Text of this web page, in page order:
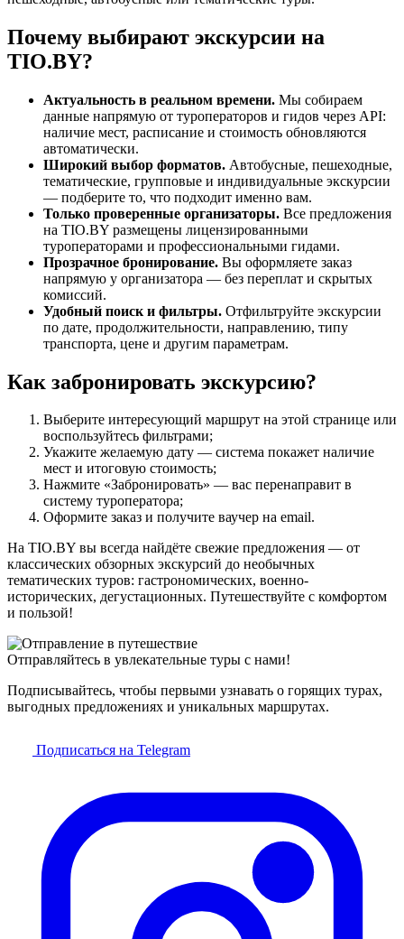
Почему выбирают экскурсии на
TIO.BY?
Актуальность в реальном времени. Мы собираем
данные напрямую от туроператоров и гидов через API:
наличие мест, расписание и стоимость обновляются
автоматически.
Широкий выбор форматов. Автобусные, пешеходные,
тематические, групповые и индивидуальные экскурсии
— подберите то, что подходит именно вам.
Только проверенные организаторы. Все предложения
на TIO.BY размещены лицензированными
туроператорами и профессиональными гидами.
Прозрачное бронирование. Вы оформляете заказ
напрямую у организатора — без переплат и скрытых
комиссий.
Удобный поиск и фильтры. Отфильтруйте экскурсии
по дате, продолжительности, направлению, типу
транспорта, цене и другим параметрам.
Как забронировать экскурсию?
Выберите интересующий маршрут на этой странице или
воспользуйтесь фильтрами;
Укажите желаемую дату — система покажет наличие
мест и итоговую стоимость;
Нажмите «Забронировать» — вас перенаправит в
систему туроператора;
Оформите заказ и получите ваучер на email.
На TIO.BY вы всегда найдёте свежие предложения — от
классических обзорных экскурсий до необычных
тематических туров: гастрономических, военно-
исторических, дегустационных. Путешествуйте с комфортом
и пользой!
Отправляйтесь в увлекательные туры с нами!
Подписывайтесь, чтобы первыми узнавать о горящих турах,
выгодных предложениях и уникальных маршрутах.
Подписаться на Telegram